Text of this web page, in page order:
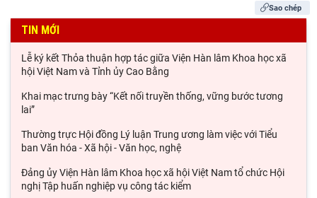
Sao chép
TIN MỚI
QUAN ĐIỂM CỦA CHỦ TỊCH HỒ CHÍ MINH VỀ LỢI ÍCH,
ĐÓNG GÓP CỦA ĐỒNG CHÍ HUỲNH TẤN PHÁT TRÊN CƯƠNG
VỊ CHỦ TỊCH CHÍNH PHỦ CÁCH MẠNG LÂM THỜI CỘNG
Chủ tịch Viện Hàn lâm Khoa học xã hội Việt Nam thăm và làm
việc tại Viện Khoa học Kinh tế và Xã hội
Lễ ký kết Thỏa thuận hợp tác giữa Viện Hàn lâm Khoa học xã
hội Việt Nam và Tỉnh ủy Cao Bằng
Khai mạc trưng bày “Kết nối truyền thống, vững bước tương
lai”